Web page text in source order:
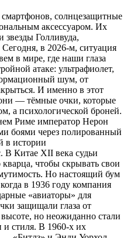
смартфонов, солнцезащитные
аксессуаром. Их
Голливуда,
в 2026-м, ситуация
в мире, где наши глаза
атаке: ультрафиолет,
шум, от
И именно в этот
— тёмные очки, которые
а психологической броней.
Риме император Нерон
боями через полированный
в истории
В Китае XII века судьи
чтобы скрывать свои
Но настоящий бум
в 1936 году компания
«авиаторы» для
защищали глаза от
но неожиданно стали
и стиля. В 1960-х их